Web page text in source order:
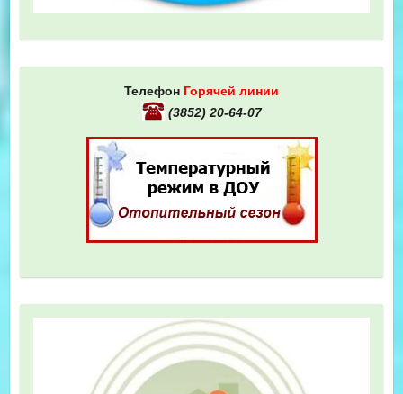
Телефон Горячей линии
(3852) 20-64-07